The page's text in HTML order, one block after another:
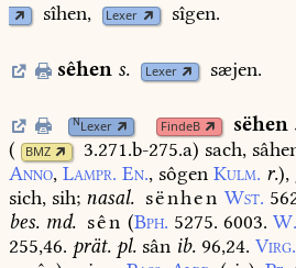
sîhen,
Lexer sîgen.
sêhen s. Lexer sæjen.
NLexer FindeB sëhen
(
BMZ 3.271.b-275.a) sach,
Anno, Lampr. En., sôgen Kulm. r.),
sich, sih; nasal. sënhen Wst.
bes. md. sên (Bph. 5275. 6003. W.
255,46. prät. pl. sân ib. 96,24. Virg.